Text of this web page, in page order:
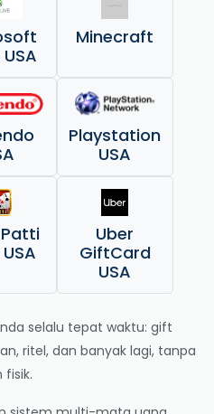
Minecraft
Playstation
USA
Uber
GiftCard
USA
selalu tepat waktu: gift
ritel, dan banyak lagi, tanpa